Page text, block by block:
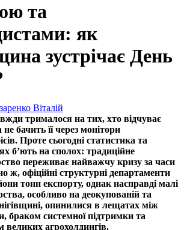
та
як
зустрічає День
Віталій
трималося на тих, хто відчуває
бачить її через монітори
Проте сьогодні статистика та
б’ють на сполох: традиційне
переживає найважчу кризу за часи
ж, офіційні структурні департаменти
тонн експорту, однак насправді малі
особливо на деокупованій та
опинилися в лещатах між
браком системної підтримки та
великих агрохолдингів.